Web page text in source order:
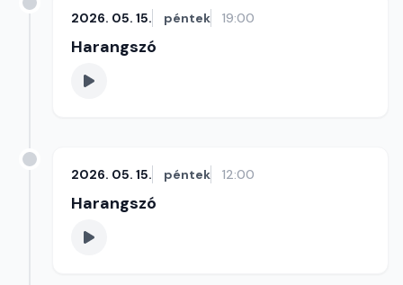
2026. 05. 15. péntek 19:00
Harangszó
2026. 05. 15. péntek 12:00
Harangszó